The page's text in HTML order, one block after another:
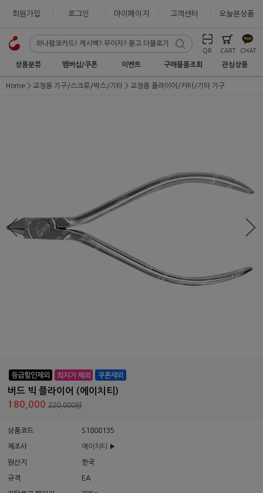
회원가입 로그인 마이페이지 고객센터 오늘본상품
QR CART CHAT
상품분류 멤버십/쿠폰 이벤트 구매물품조회 관심상품
Home 교정용 기구/스크류/박스/기타 교정용 플라이어/커터/기타 기구
버드 빅 플라이어 (에이치티)
180,000220,000원
상품코드 S1808135
제조사 에이치티 ▶
원산지 한국
규격 EA